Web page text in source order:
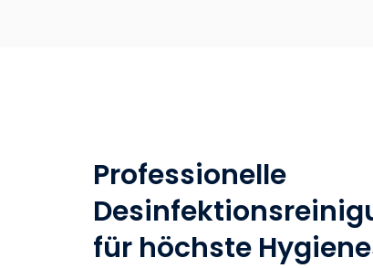
Professionelle
für höchste